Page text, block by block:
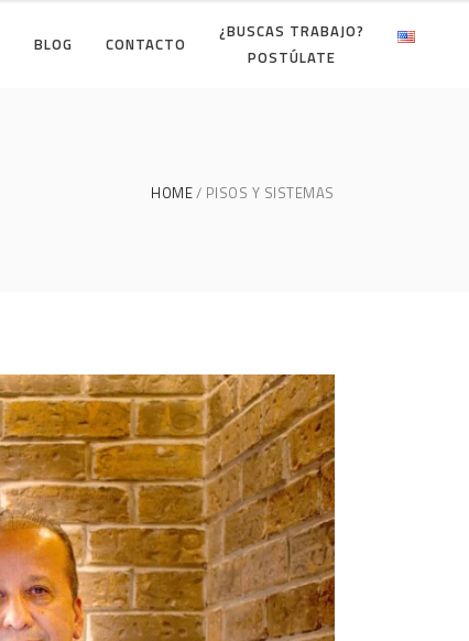
BLOG CONTACTO
¿BUSCAS TRABAJO?
POSTÚLATE
HOME PISOS Y SISTEMAS